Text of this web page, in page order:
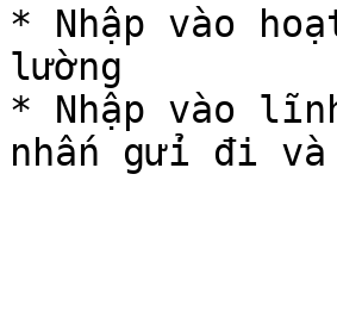
* Nhập vào
lường
* Nhập vào